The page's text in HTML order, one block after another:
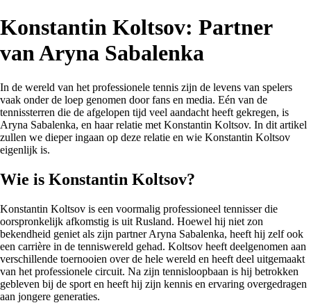
Konstantin Koltsov: Partner
van Aryna Sabalenka
In de wereld van het professionele tennis zijn de levens van spelers
vaak onder de loep genomen door fans en media. Eén van de
tennissterren die de afgelopen tijd veel aandacht heeft gekregen, is
Aryna Sabalenka, en haar relatie met Konstantin Koltsov. In dit artikel
zullen we dieper ingaan op deze relatie en wie Konstantin Koltsov
eigenlijk is.
Wie is Konstantin Koltsov?
Konstantin Koltsov is een voormalig professioneel tennisser die
oorspronkelijk afkomstig is uit Rusland. Hoewel hij niet zon
bekendheid geniet als zijn partner Aryna Sabalenka, heeft hij zelf ook
een carrière in de tenniswereld gehad. Koltsov heeft deelgenomen aan
verschillende toernooien over de hele wereld en heeft deel uitgemaakt
van het professionele circuit. Na zijn tennisloopbaan is hij betrokken
gebleven bij de sport en heeft hij zijn kennis en ervaring overgedragen
aan jongere generaties.